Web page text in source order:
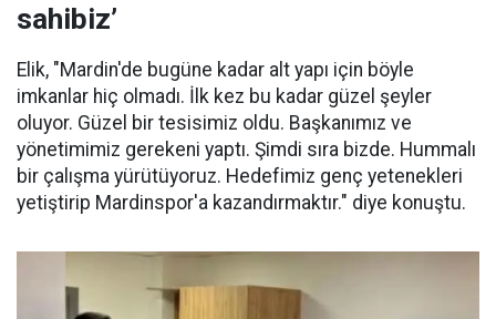
sahibiz’
Elik, "Mardin'de bugüne kadar alt yapı için böyle
imkanlar hiç olmadı. İlk kez bu kadar güzel şeyler
oluyor. Güzel bir tesisimiz oldu. Başkanımız ve
yönetimimiz gerekeni yaptı. Şimdi sıra bizde. Hummalı
bir çalışma yürütüyoruz. Hedefimiz genç yetenekleri
yetiştirip Mardinspor'a kazandırmaktır." diye konuştu.